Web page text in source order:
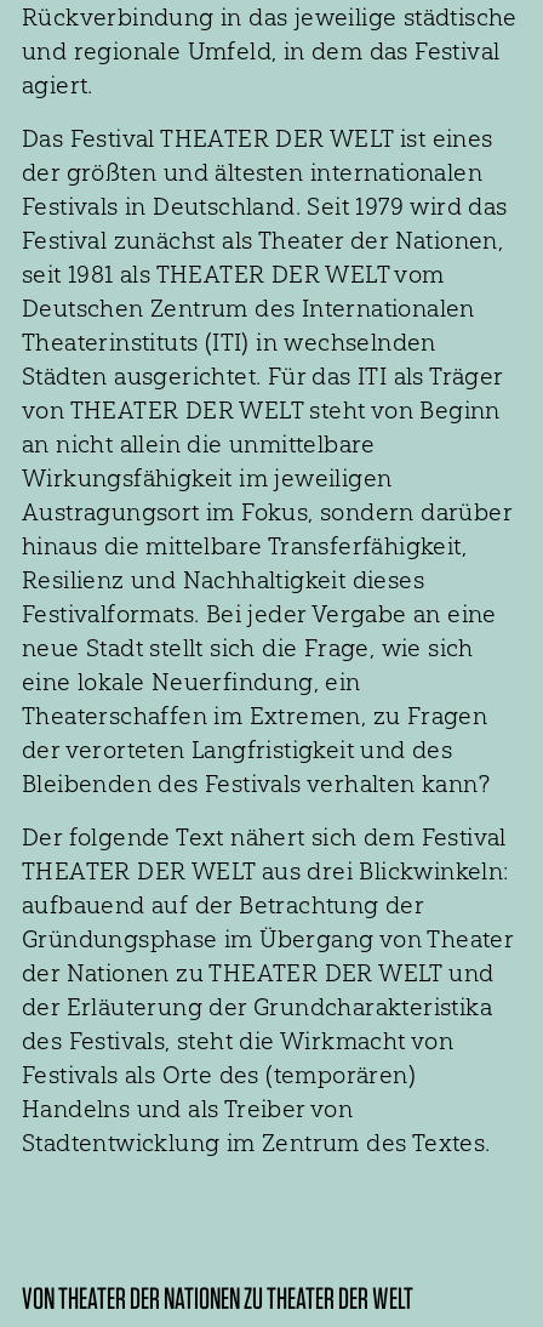
Rückverbindung in das jeweilige städtische
und regionale Umfeld, in dem das Festival
agiert.
Das Festival THEATER DER WELT ist eines
der größten und ältesten internationalen
Festivals in Deutschland. Seit 1979 wird das
Festival zunächst als Theater der Nationen,
seit 1981 als THEATER DER WELT vom
Deutschen Zentrum des Internationalen
Theaterinstituts (ITI) in wechselnden
Städten ausgerichtet. Für das ITI als Träger
von THEATER DER WELT steht von Beginn
an nicht allein die unmittelbare
Wirkungsfähigkeit im jeweiligen
Austragungsort im Fokus, sondern darüber
hinaus die mittelbare Transferfähigkeit,
Resilienz und Nachhaltigkeit dieses
Festivalformats. Bei jeder Vergabe an eine
neue Stadt stellt sich die Frage, wie sich
eine lokale Neuerfindung, ein
Theaterschaffen im Extremen, zu Fragen
der verorteten Langfristigkeit und des
Bleibenden des Festivals verhalten kann?
Der folgende Text nähert sich dem Festival
THEATER DER WELT aus drei Blickwinkeln:
aufbauend auf der Betrachtung der
Gründungsphase im Übergang von Theater
der Nationen zu THEATER DER WELT und
der Erläuterung der Grundcharakteristika
des Festivals, steht die Wirkmacht von
Festivals als Orte des (temporären)
Handelns und als Treiber von
Stadtentwicklung im Zentrum des Textes.
VON THEATER DER NATIONEN ZU THEATER DER WELT